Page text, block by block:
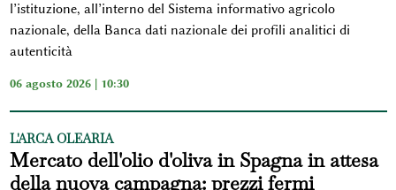
l’istituzione, all’interno del Sistema informativo agricolo
nazionale, della Banca dati nazionale dei profili analitici di
autenticità
06 agosto 2026 | 10:30
L'ARCA OLEARIA
Mercato dell'olio d'oliva in Spagna in attesa
della nuova campagna: prezzi fermi